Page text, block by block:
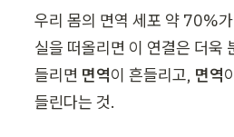
우리 몸의 면역 세포 약 70%
실을 떠올리면 이 연결은 더욱
들리면 면역이 흔들리고, 면역
들린다는 것.